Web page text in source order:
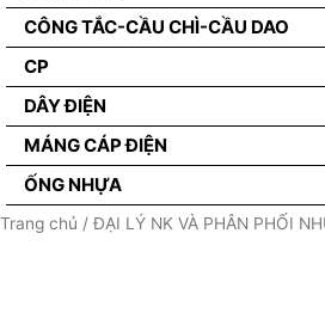
CÔNG TẮC-CẦU CHÌ-CẦU DAO
CP
DÂY ĐIỆN
MÁNG CÁP ĐIỆN
ỐNG NHỰA
Trang chủ /ĐẠI LÝ NK VÀ PHÂN PHỐI